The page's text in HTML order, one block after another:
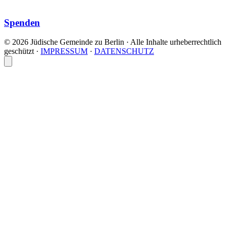
Spenden
© 2026 Jüdische Gemeinde zu Berlin · Alle Inhalte urheberrechtlich
geschützt · IMPRESSUM · DATENSCHUTZ